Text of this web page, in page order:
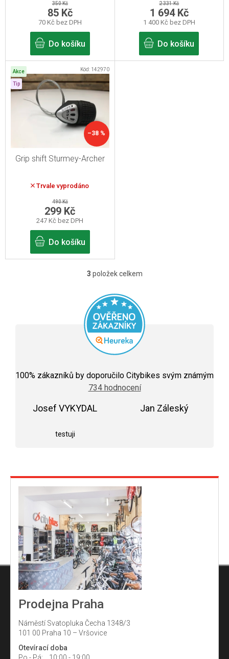
350 Kč
70 Kč bez DPH
85 Kč
Do košíku
2 331 Kč
1 400 Kč bez DPH
1 694 Kč
Do košíku
Akce
Tip
–38 %
Grip shift Sturmey-Archer
Trvale vyprodáno
490 Kč
247 Kč bez DPH
299 Kč
Do košíku
Kód: 142970
O
v
l
á
d
a
í
p
ý
p
i
s
u
3 položek celkem
hodnocení
obchodu
je
100% zákazníků by doporučilo Citybikes svým známým
734 hodnocení
Josef VYKYDAL
testuji
Jan Záleský
Prodejna Praha
Náměstí Svatopluka Čecha 1348/3
101 00 Praha 10 – Vršovice
Otevírací doba
Po - Pá:
10:00 - 19:00